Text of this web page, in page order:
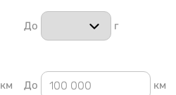
До г
км До км